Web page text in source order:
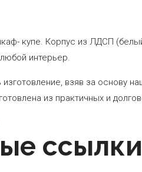
купе. Корпус из ЛДСП
интерьер.
взяв за основу
из практичных и
ссылки